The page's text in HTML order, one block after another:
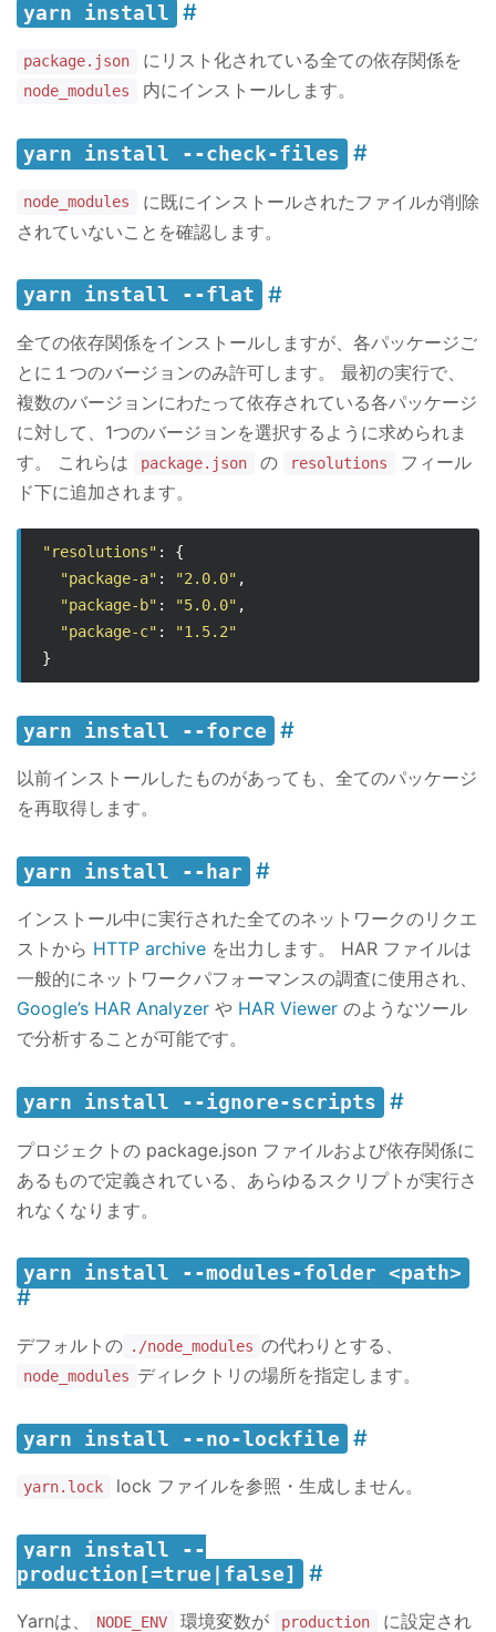
yarn install
package.json にリスト化されている全ての依存関係を
node_modules 内にインストールします。
yarn install --check-files
node_modules
に既にインストールされたファイルが削除
されていないことを確認します。
yarn install --flat
全ての依存関係をインストールしますが、各パッケージご
とに１つのバージョンのみ許可します。 最初の実行で、
複数のバージョンにわたって依存されている各パッケージ
に対して、1つのバージョンを選択するように求められま
す。 これらは
package.json の resolutions
フィール
ド下に追加されます。
"resolutions" :
{
"package-a" : "2.0.0" ,
"package-b" : "5.0.0" ,
"package-c" :
"1.5.2"
}
yarn install --force
以前インストールしたものがあっても、全てのパッケージ
を再取得します。
yarn install --har
インストール中に実行された全てのネットワークのリクエ
ストから HTTP archive を出力します。 HAR ファイルは
一般的にネットワークパフォーマンスの調査に使用され、
Google’s HAR Analyzer や HAR Viewer のようなツール
で分析することが可能です。
yarn install --ignore-scripts
プロジェクトの package.json ファイルおよび依存関係に
あるもので定義されている、あらゆるスクリプトが実行さ
れなくなります。
yarn install --modules-folder <path>
デフォルトの ./node_modules の代わりとする、
node_modules ディレクトリの場所を指定します。
yarn install --no-lockfile
yarn.lock lock ファイルを参照・生成しません。
yarn install --
production[=true|false]
Yarnは、 NODE_ENV 環境変数が production に設定され